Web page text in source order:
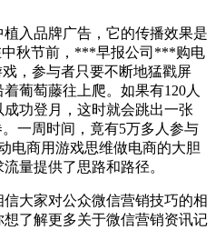
入品牌广告，它的传播效果是
中秋节前，***早报公司***购电
，参与者只要不断地猛戳屏
葡萄藤往上爬。如果有120人
功登月，这时就会跳出一张
一周时间，竟有5万多人参与
电商用游戏思维做电商的大胆
量提供了思路和路径。
大家对公众微信营销技巧的相
了解更多关于微信营销资讯记